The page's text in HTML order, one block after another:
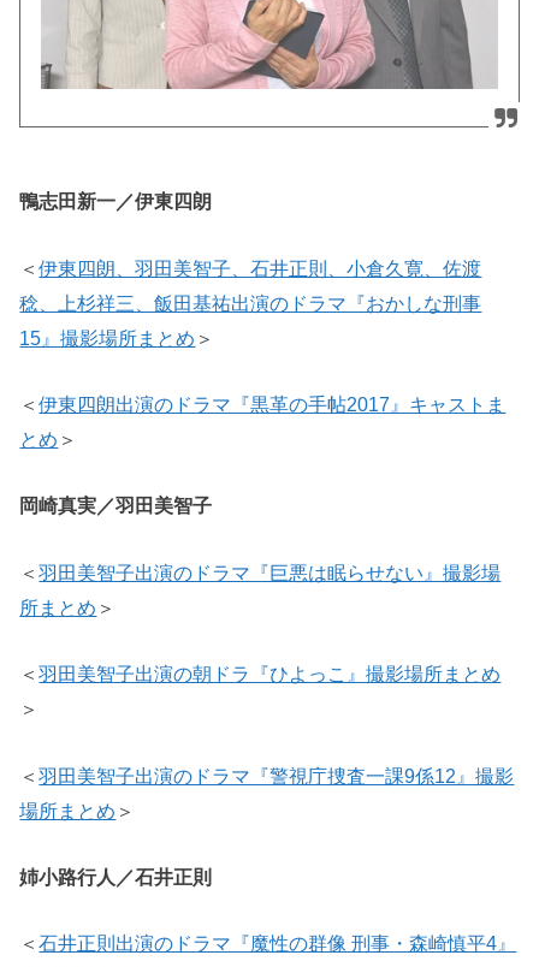
鴨志田新一／伊東四朗
＜伊東四朗、羽田美智子、石井正則、小倉久寛、佐渡
稔、上杉祥三、飯田基祐出演のドラマ『おかしな刑事
15』撮影場所まとめ ＞
＜伊東四朗出演のドラマ『黒革の手帖2017』キャストま
とめ ＞
岡崎真実／羽田美智子
＜羽田美智子出演のドラマ『巨悪は眠らせない』撮影場
所まとめ ＞
＜羽田美智子出演の朝ドラ『ひよっこ』撮影場所まとめ
＞
＜羽田美智子出演のドラマ『警視庁捜査一課9係12』撮影
場所まとめ ＞
姉小路行人／石井正則
＜石井正則出演のドラマ『魔性の群像 刑事・森崎慎平4』